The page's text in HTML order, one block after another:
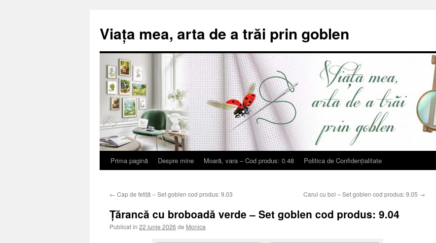
Viața mea, arta de a trăi prin goblen
Sari
conținut
Prima pagină Despre mine Moară, vara – Cod produs: 0.48 Politica de Confidențialitate
← Cap de fetiță – Set goblen cod produs: 9.03 Carul cu boi – Set goblen cod produs: 9.05 →
Țărancă cu broboadă verde – Set goblen cod produs: 9.04
Publicat în 22 iunie 2026 de Monica